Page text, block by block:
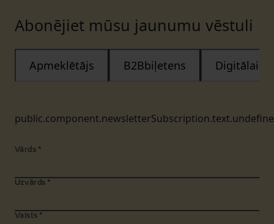
Abonējiet mūsu jaunumu vēstuli
Apmeklētājs B2Bbiļetens Digitālais
Vārds *
Uzvārds *
Valsts *